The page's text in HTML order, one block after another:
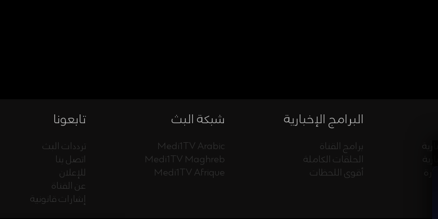
البرامج الإخبارية
برامج القناة
الحلقات الكاملة
أقوى اللحظات
شبكة البث
Medi1TV Arabic
Medi1TV Maghreb
Medi1TV Afrique
تابعونا
ترددات البث
اتصل بنا
للإعلان
عن القناة
إشارات قانونية